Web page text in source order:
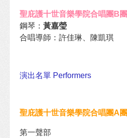
聖庇護十世音樂學院合唱團B團
鋼琴： 黃嘉瑩
合唱導師：許佳琳、陳凱琪
演出名單 Performers
聖庇護十世音樂學院合唱團A團
第一聲部